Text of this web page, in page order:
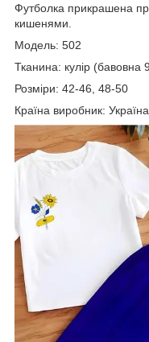
Футболка прикрашена
кишенями.
Модель: 502
Тканина: кулір (бавовна
Розміри: 42-46, 48-50
Країна виробник: Україна